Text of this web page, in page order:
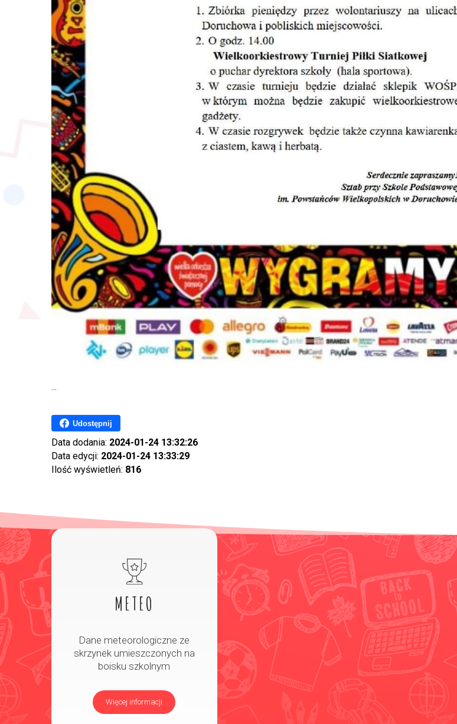
...
Udostępnij
Data dodania: 2024-01-24 13:32:26
Data edycji: 2024-01-24 13:33:29
Ilość wyświetleń: 816
METEO
Dane meteorologiczne ze
skrzynek umieszczonych na
boisku szkolnym
Więcej informacji